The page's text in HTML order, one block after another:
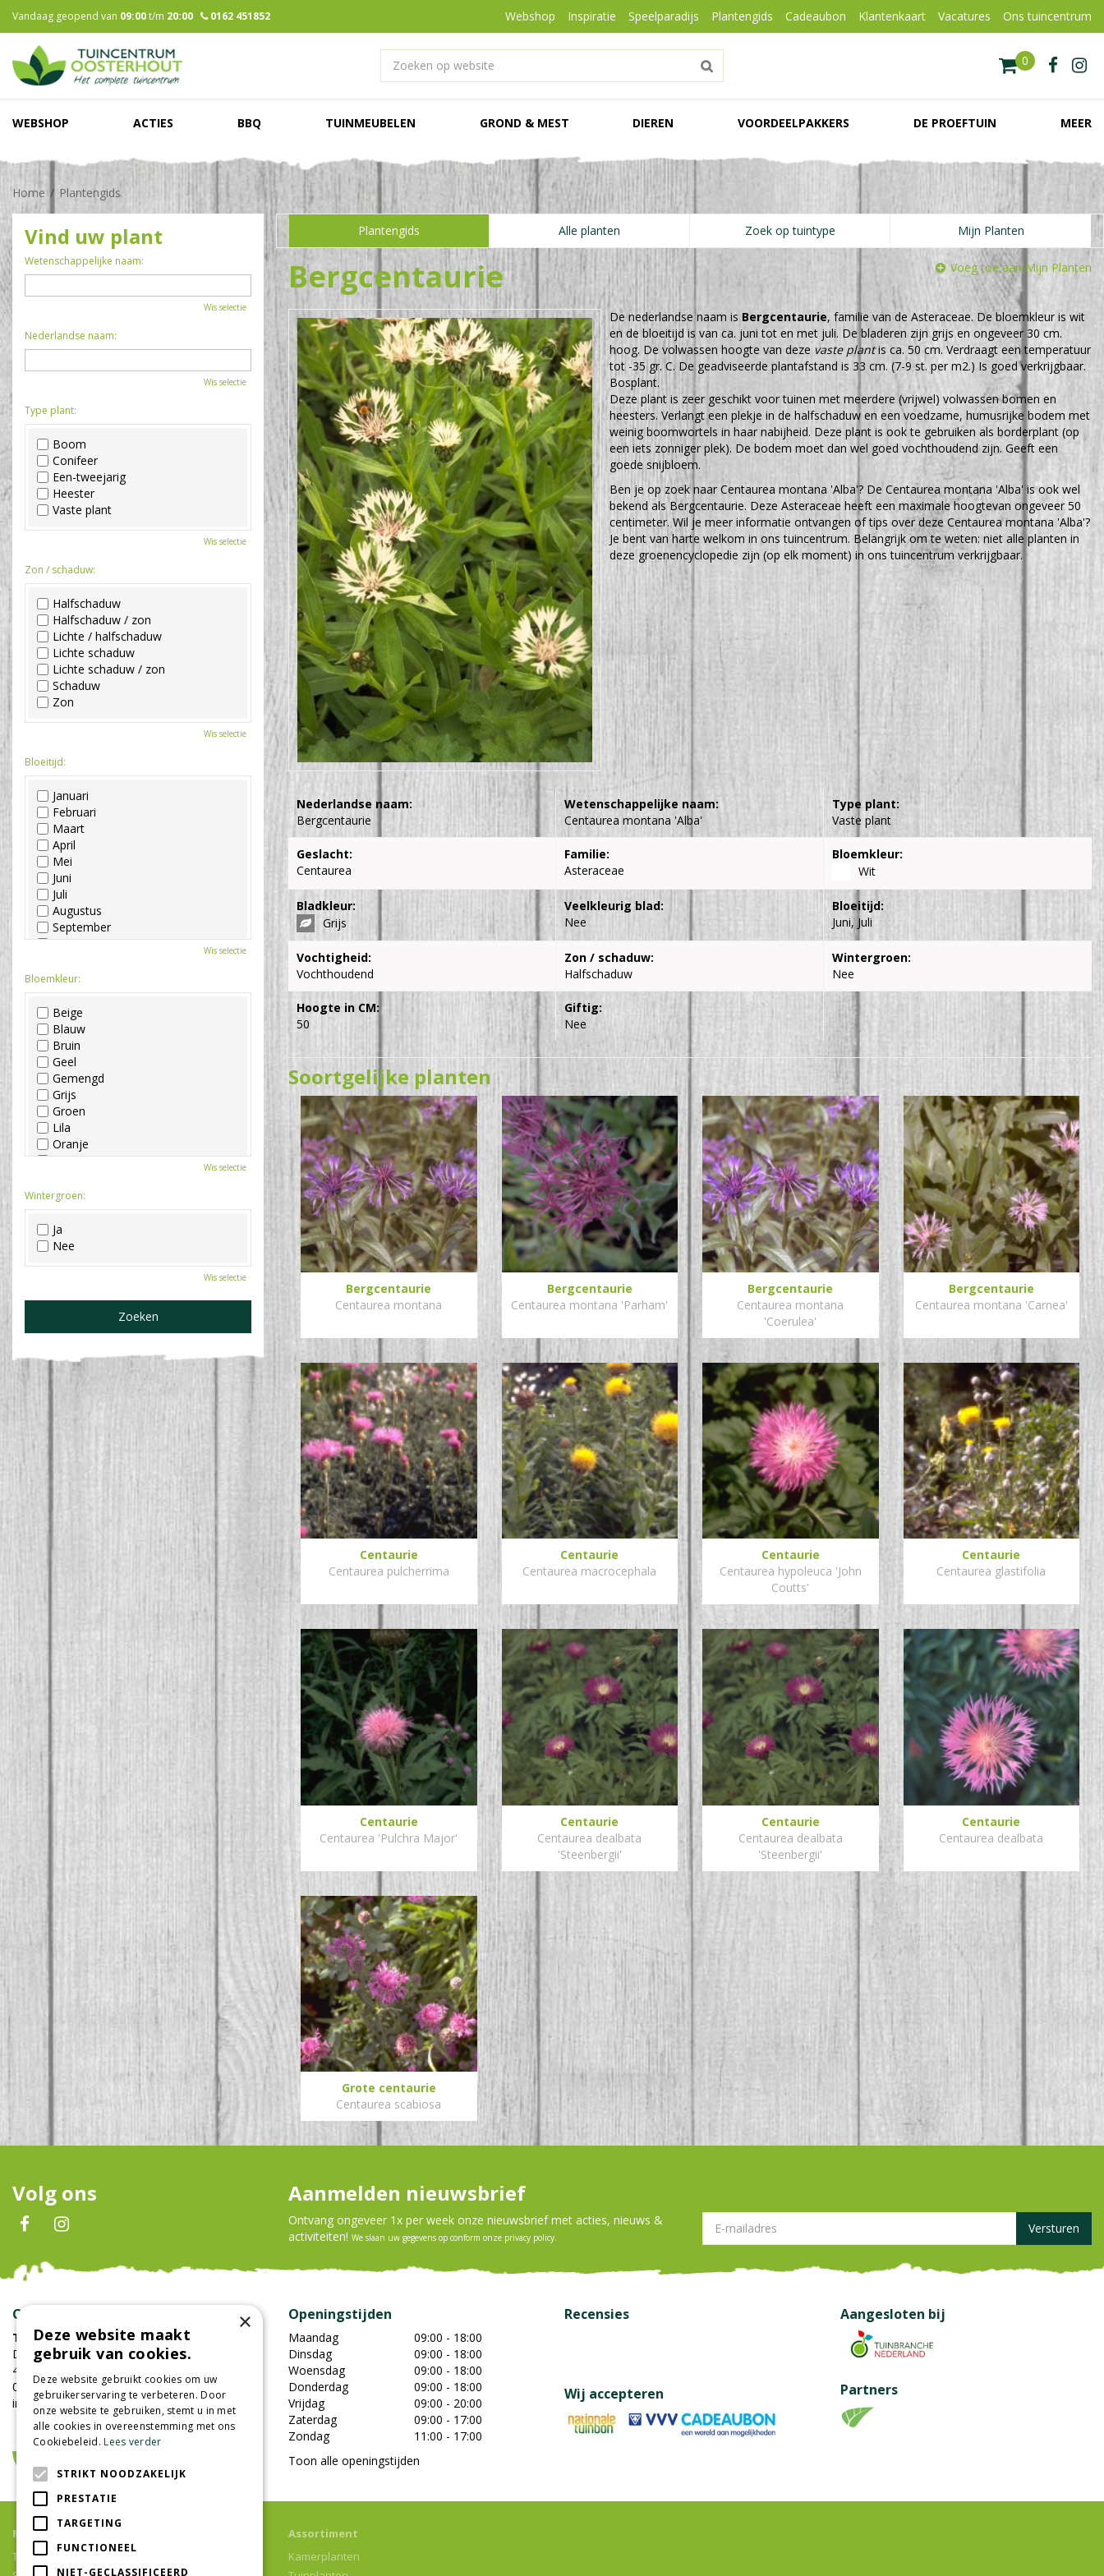
naar
Home Plantengids
Vandaag geopend van 09:00t/m 20:00 0162 451852 Webshop Inspiratie Speelparadijs Plantengids Cadeaubon Klantenkaart Vacatures Ons tuincentrum
WEBSHOP ACTIES BBQ TUINMEUBELEN GROND & MEST DIEREN VOORDEELPAKKERS DE PROEFTUIN MEER
Plantengids Alle planten Zoek op tuintype Mijn Planten
Bergcentaurie Voeg toe aan Mijn Planten
De nederlandse naam is Bergcentaurie, familie van de Asteraceae. De bloemkleur is wit
en de bloeitijd is van ca. juni tot en met juli. De bladeren zijn grijs en ongeveer 30 cm.
hoog. De volwassen hoogte van deze vaste plantis ca. 50 cm. Verdraagt een temperatuur
tot -35 gr. C. De geadviseerde plantafstand is 33 cm. (7-9 st. per m2.) Is goed verkrijgbaar.
Bosplant.
Deze plant is zeer geschikt voor tuinen met meerdere (vrijwel) volwassen bomen en
heesters. Verlangt een plekje in de halfschaduw en een voedzame, humusrijke bodem met
weinig boomwortels in haar nabijheid. Deze plant is ook te gebruiken als borderplant (op
een iets zonniger plek). De bodem moet dan wel goed vochthoudend zijn. Geeft een
goede snijbloem.
Ben je op zoek naar Centaurea montana 'Alba'? De Centaurea montana 'Alba' is ook wel
bekend als Bergcentaurie. Deze Asteraceae heeft een maximale hoogtevan ongeveer 50
centimeter. Wil je meer informatie ontvangen of tips over deze Centaurea montana 'Alba'?
Je bent van harte welkom in ons tuincentrum. Belangrijk om te weten: niet alle planten in
deze groenencyclopedie zijn (op elk moment) in ons tuincentrum verkrijgbaar.
Nederlandse naam:
Bergcentaurie
Wetenschappelijke naam:
Centaurea montana 'Alba'
Type plant:
Vaste plant
Geslacht:
Centaurea
Familie:
Asteraceae
Bloemkleur:
Wit
Bladkleur:
Grijs
Veelkleurig blad:
Nee
Bloeitijd:
Juni, Juli
Vochtigheid:
Vochthoudend
Zon / schaduw:
Halfschaduw
Wintergroen:
Nee
Hoogte in CM:
50
Giftig:
Nee
Soortgelijke planten
Bergcentaurie
Centaurea montana
Bergcentaurie
Centaurea montana 'Parham'
Bergcentaurie
Centaurea montana
'Coerulea'
Bergcentaurie
Centaurea montana 'Carnea'
Centaurie
Centaurea pulcherrima
Centaurie
Centaurea macrocephala
Centaurie
Centaurea hypoleuca 'John
Coutts'
Centaurie
Centaurea glastifolia
Centaurie
Centaurea 'Pulchra Major'
Centaurie
Centaurea dealbata
'Steenbergii'
Centaurie
Centaurea dealbata
'Steenbergii'
Centaurie
Centaurea dealbata
Grote centaurie
Centaurea scabiosa
Vind uw plant
Wetenschappelijke naam:
Wis selectie
Nederlandse naam:
Wis selectie
Type plant:
Boom
Conifeer
Een-tweejarig
Heester
Vaste plant
Wis selectie
Zon / schaduw:
Halfschaduw
Halfschaduw / zon
Lichte / halfschaduw
Lichte schaduw
Lichte schaduw / zon
Schaduw
Zon
Wis selectie
Bloeitijd:
Januari
Februari
Maart
April
Mei
Juni
Juli
Augustus
September
Oktober
December
Wis selectie
Bloemkleur:
Beige
Blauw
Bruin
Geel
Gemengd
Grijs
Groen
Lila
Oranje
Paars
Roze
Wit
Zwart
Wis selectie
Wintergroen:
Ja
Nee
Wis selectie
Aanmelden nieuwsbrief
Ontvang ongeveer 1x per week onze nieuwsbrief met acties, nieuws &
activiteiten! We slaan uw gegevens op conform onze privacy policy.
Volg ons
Contact
Tuincentrum Oosterhout
Damweg 7
4905BS Oosterhout
0162-451852
info@tuincentrumoosterhout.nl
Openingstijden
Maandag
09:00 - 18:00
Dinsdag
09:00 - 18:00
Woensdag
09:00 - 18:00
Donderdag
09:00 - 18:00
Vrijdag
09:00 - 20:00
Zaterdag
09:00 - 17:00
Zondag
11:00 - 17:00
Toon alle openingstijden
Recensies Aangesloten bij
Partners
Wij accepteren
Meer informatie
Tuincentrum
Assortiment
Kamerplanten
×
Deze website maakt
gebruik van cookies.
Deze website gebruikt cookies om uw
gebruikerservaring te verbeteren. Door
onze website te gebruiken, stemt u in met
alle cookies in overeenstemming met ons
Cookiebeleid.Lees verder
STRIKT NOODZAKELIJK
PRESTATIE
TARGETING
FUNCTIONEEL
NIET-GECLASSIFICEERD